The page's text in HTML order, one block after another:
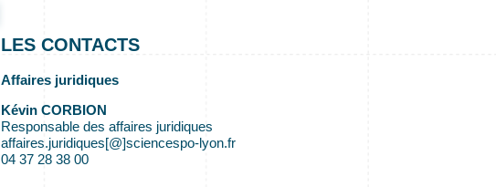
LES CONTACTS
Affaires juridiques
Kévin CORBION
Responsable des affaires juridiques
affaires.juridiques[@]sciencespo-lyon.fr
04 37 28 38 00